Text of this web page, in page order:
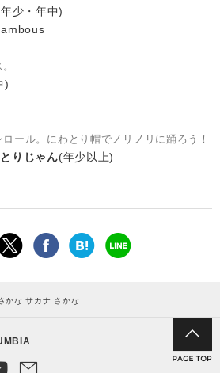
少・年中)
)
ール。にわとり帽でノリノリに踊ろう！
りじゃん(年少以上)
な サカナ さかな